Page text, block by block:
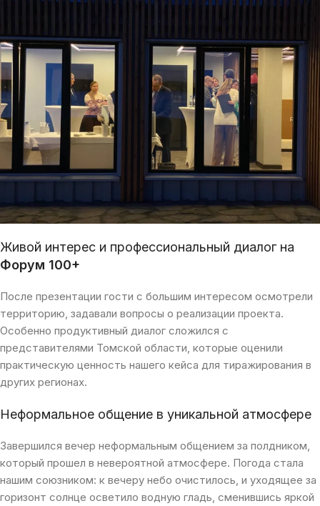
Живой интерес и профессиональный диалог на
Форум 100+
После презентации гости с большим интересом осмотрели
территорию, задавали вопросы о реализации проекта.
Особенно продуктивный диалог сложился с
представителями Томской области, которые оценили
практическую ценность нашего кейса для тиражирования в
других регионах.
Неформальное общение в уникальной атмосфере
Завершился вечер неформальным общением за полдником,
который прошел в невероятной атмосфере. Погода стала
нашим союзником: к вечеру небо очистилось, и уходящее за
горизонт солнце осветило водную гладь, сменившись яркой